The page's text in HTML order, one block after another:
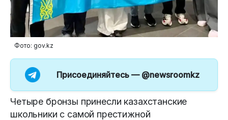
Фото: gov.kz
Присоединяйтесь — @newsroomkz
Четыре бронзы принесли казахстанские
школьники с самой престижной